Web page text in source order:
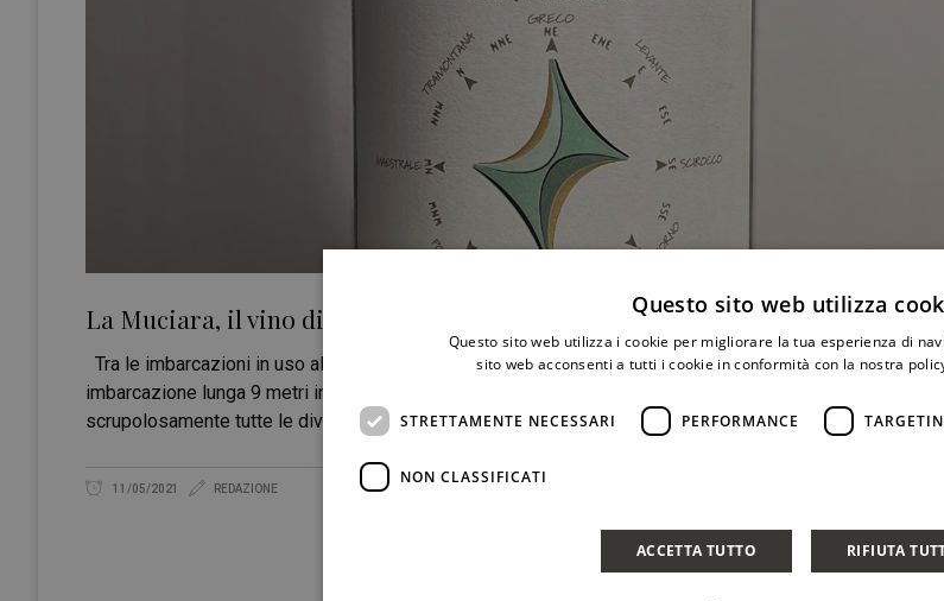
La Muciara, il vino di Firriato che nasce a Favignana
Tra le imbarcazioni in uso alle tonnare siciliane, la più famosa è senz’altro la Muciara del Rais, una
imbarcazione lunga 9 metri in uso al suo primo responsabile. Il Rais è, infatti, la figura che coordina
scrupolosamente tutte le diverse fasi della pesca del tonno. L’isola
11/05/2021 REDAZIONE
Questo sito web utilizza
Questo sito web utilizza i cookie per migliorare la tua esperienza di
sito web acconsenti a tutti i cookie in conformità con la nostra
STRETTAMENTE NECESSARI PERFORMANCE
NON CLASSIFICATI
ACCETTA TUTTO RIFIUTA